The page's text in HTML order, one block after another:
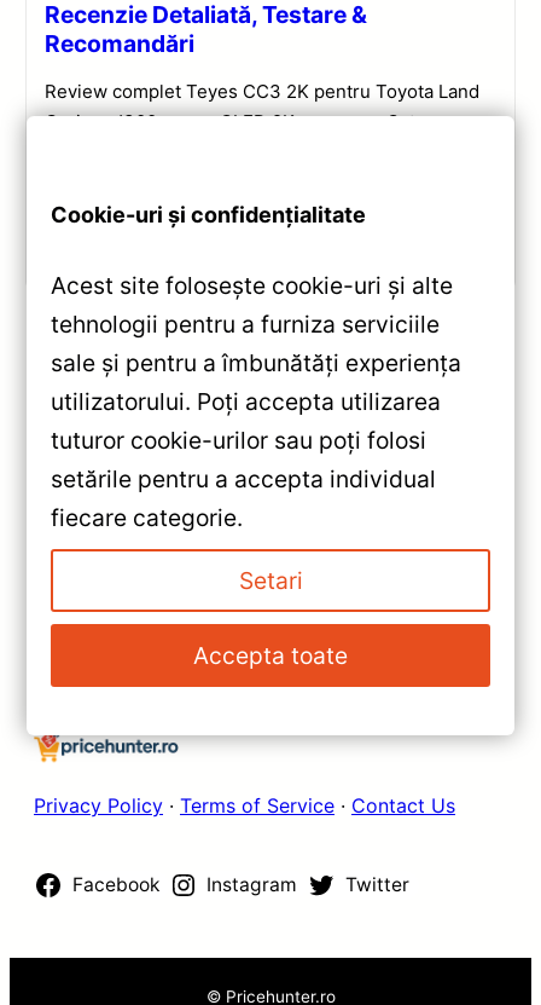
Recenzie Detaliată, Testare &
Recomandări
Review complet Teyes CC3 2K pentru Toyota Land
Cruiser J300: ecran QLED 2K, procesor Octa-core
«Navigație Teyes CC3L pentru
Subaru Forester (2002-2008)
— Recenzie Detaliată, Testare &
Recomandări
»
Navigație Auto Teyes CC3L
WiFi pentru Renault Megane 2
(2002-2009) 2+32GB 9″ IPS
Quad-core 1.3GHz, Android,
Bluetooth 5.1 DSP — Recenzie
Detaliată, Testare &
Privacy Policy · Terms of Service · Contact Us
Facebook Instagram Twitter
© Pricehunter.ro
Cookie-uri și confidențialitate
Acest site folosește cookie-uri și alte
tehnologii pentru a furniza serviciile
sale și pentru a îmbunătăți experiența
utilizatorului. Poți accepta utilizarea
tuturor cookie-urilor sau poți folosi
setările pentru a accepta individual
fiecare categorie.
Setari
Accepta toate